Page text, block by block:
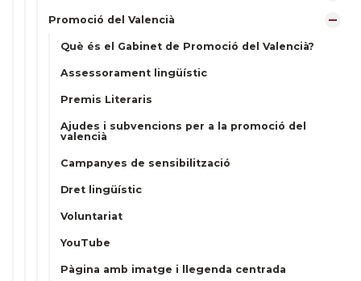
Promoció del Valencià
Què és el Gabinet de Promoció del Valencià?
Assessorament lingüístic
Premis Literaris
Ajudes i subvencions per a la promoció del
valencià
Campanyes de sensibilització
Dret lingüístic
Voluntariat
YouTube
Pàgina amb imatge i llegenda centrada